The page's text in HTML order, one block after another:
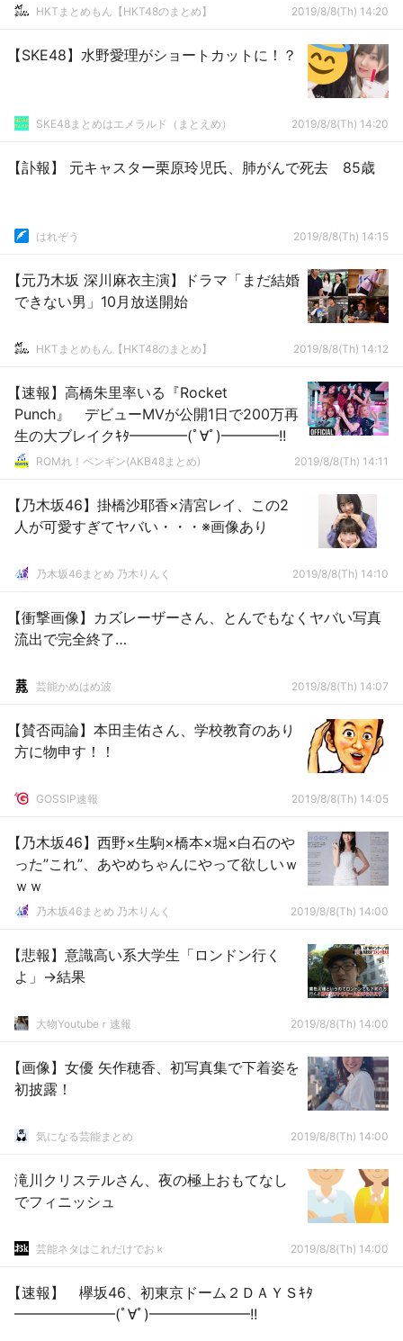
HKTまとめもん【HKT48のまとめ】 2019/8/8(Th) 14:20
【SKE48】水野愛理がショートカットに！？
SKE48まとめはエメラルド（まとえめ） 2019/8/8(Th) 14:20
【訃報】 元キャスター栗原玲児氏、肺がんで死去 85歳
はれぞう 2019/8/8(Th) 14:15
【元乃木坂 深川麻衣主演】ドラマ「まだ結婚
できない男」10月放送開始
HKTまとめもん【HKT48のまとめ】 2019/8/8(Th) 14:12
【速報】高橋朱里率いる『Rocket
Punch』 デビューMVが公開1日で200万再
生の大ブレイクｷﾀ━━━━(ﾟ∀ﾟ)━━━━!!
ROMれ！ペンギン(AKB48まとめ) 2019/8/8(Th) 14:11
【乃木坂46】掛橋沙耶香×清宮レイ、この2
人が可愛すぎてヤバい・・・※画像あり
乃木坂46まとめ 乃木りんく 2019/8/8(Th) 14:10
【衝撃画像】カズレーザーさん、とんでもなくヤバい写真
流出で完全終了…
芸能かめはめ波 2019/8/8(Th) 14:07
【賛否両論】本田圭佑さん、学校教育のあり
方に物申す！！
GOSSIP速報 2019/8/8(Th) 14:05
【乃木坂46】西野×生駒×橋本×堀×白石のや
った”これ”、あやめちゃんにやって欲しいｗ
ｗｗ
乃木坂46まとめ 乃木りんく 2019/8/8(Th) 14:00
【悲報】意識高い系大学生「ロンドン行く
よ」→結果
大物Youtubeｒ速報 2019/8/8(Th) 14:00
【画像】女優 矢作穂香、初写真集で下着姿を
初披露！
気になる芸能まとめ 2019/8/8(Th) 14:00
滝川クリステルさん、夜の極上おもてなし
でフィニッシュ
芸能ネタはこれだけでおｋ 2019/8/8(Th) 14:00
【速報】 欅坂46、初東京ドーム２ＤＡＹＳｷﾀ
━━━━━━━(ﾟ∀ﾟ)━━━━━━━!!